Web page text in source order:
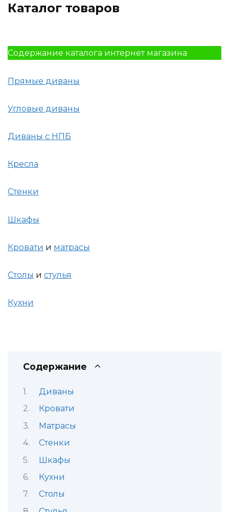
Каталог товаров
Содержание каталога интернет магазина
Прямые диваны
Угловые диваны
Диваны с НПБ
Кресла
Стенки
Шкафы
Кровати и матрасы
Столы и стулья
Кухни
Содержание
Диваны
Кровати
Матрасы
Стенки
Шкафы
Кухни
Столы